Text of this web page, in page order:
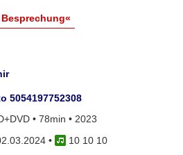
Besprechung«
5054197752308
• 78min • 2023
•
10 10 10